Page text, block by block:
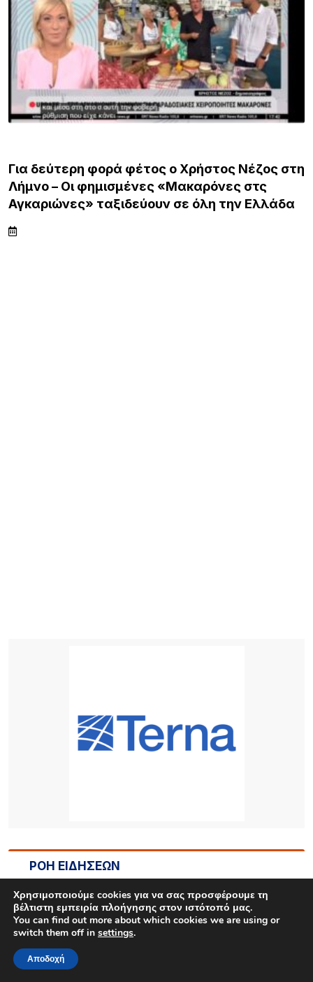
Νέζος στη
στς
Ελλάδα
ΛΗΜΝΟΣ
Λουκέτα της ΑΑΔΕ σε
Λήμνου μετά από
ΡΟΗ ΕΙΔΗΣΕΩΝ
43 ΛΕΠΤΆ ΠΡΙΝ
Ο Ηρακλής Ατσικής προσκαλεί σε μια μεγάλη
καλοκαιρινή χοροεσπερίδα στην καρδιά του
Χρησιμοποιούμε cookies για να σας προσφέρουμε τη
βέλτιστη εμπειρία πλοήγησης στον ιστότοπό μας.
You can find out more about which cookies we are using or
switch them off in settings.
Αποδοχή